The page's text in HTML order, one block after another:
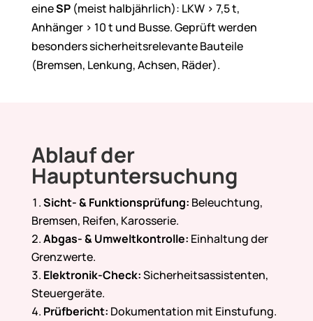
eineSP(meist halbjährlich): LKW > 7,5 t,
Anhänger > 10 t und Busse. Geprüft werden
besonders sicherheitsrelevante Bauteile
(Bremsen, Lenkung, Achsen, Räder).
Ablauf der
Hauptuntersuchung
Sicht- & Funktionsprüfung: Beleuchtung,
Bremsen, Reifen, Karosserie.
Abgas- & Umweltkontrolle: Einhaltung der
Grenzwerte.
Elektronik-Check:Sicherheitsassistenten,
Steuergeräte.
Prüfbericht: Dokumentation mit Einstufung.